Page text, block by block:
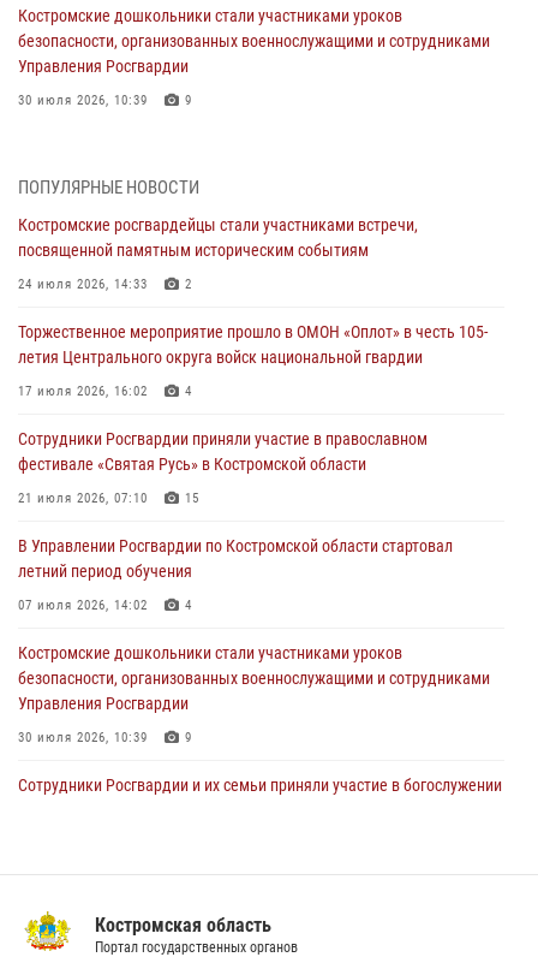
Костромские дошкольники стали участниками уроков
безопасности, организованных военнослужащими и сотрудниками
Управления Росгвардии
30 июля 2026, 10:39 9
Cотрудники Росгвардии и их семьи приняли участие в богослужении
в честь князя Владимира в Костроме
Более пятидесяти поступивших сигналов отработали костромские
росгвардейцы за прошедшую неделю
«Росгвардия. Вехи истории»: послевоенный опыт войск
правопорядка за пределами СССР (видео)
Костромские росгвардейцы стали участниками встречи,
посвященной памятным историческим событиям
ПОПУЛЯРНЫЕ НОВОСТИ
Костромские росгвардейцы стали участниками встречи,
посвященной памятным историческим событиям
24 июля 2026, 14:33 2
Торжественное мероприятие прошло в ОМОН «Оплот» в честь 105-
летия Центрального округа войск национальной гвардии
17 июля 2026, 16:02 4
Сотрудники Росгвардии приняли участие в православном
фестивале «Святая Русь» в Костромской области
21 июля 2026, 07:10 15
В Управлении Росгвардии по Костромской области стартовал
летний период обучения
07 июля 2026, 14:02 4
Костромские дошкольники стали участниками уроков
безопасности, организованных военнослужащими и сотрудниками
Управления Росгвардии
30 июля 2026, 10:39 9
Cотрудники Росгвардии и их семьи приняли участие в богослужении
вневедомственную охрану
14 июля 2026, 07:40
Костромская область
Портал государственных органов